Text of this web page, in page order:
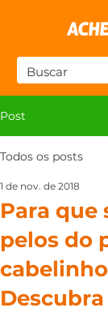
Post
Todos os posts
Para que
pelos do
1 de nov. de 2018